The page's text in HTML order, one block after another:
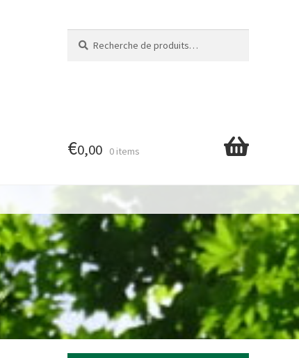
pour :
€0,00 0 items